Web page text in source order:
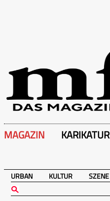
MAGAZIN KARIKATUR
URBAN KULTUR SZENE